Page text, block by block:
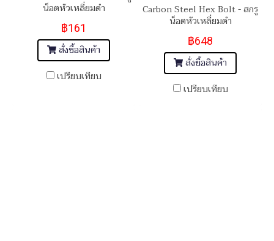
น็อตหัวเหลี่ยมดำ
M27x3.0x130
฿161
สั่งซื้อสินค้า
เปรียบเทียบ
Carbon Steel Hex Bolt - สกรู
น็อตหัวเหลี่ยมดำ
M27x3.0x250
฿648
สั่งซื้อสินค้า
เปรียบเทียบ